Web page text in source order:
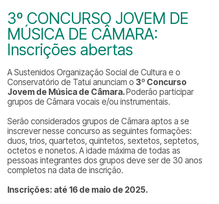
3º CONCURSO JOVEM DE
MÚSICA DE CÂMARA:
Inscrições abertas
A Sustenidos Organização Social de Cultura e o
Conservatório de Tatuí anunciam o 3º Concurso
Jovem de Música de Câmara. Poderão participar
grupos de Câmara vocais e/ou instrumentais.
Serão considerados grupos de Câmara aptos a se
inscrever nesse concurso as seguintes formações:
duos, trios, quartetos, quintetos, sextetos, septetos,
octetos e nonetos. A idade máxima de todas as
pessoas integrantes dos grupos deve ser de 30 anos
completos na data de inscrição.
Inscrições: até 16 de maio de 2025.